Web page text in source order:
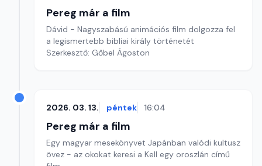
Pereg már a film
Dávid - Nagyszabású animációs film dolgozza fel
a legismertebb bibliai király történetét
Szerkesztő: Gőbel Ágoston
2026. 03. 13. péntek 16:04
Pereg már a film
Egy magyar mesekönyvet Japánban valódi kultusz
övez - az okokat keresi a Kell egy oroszlán című